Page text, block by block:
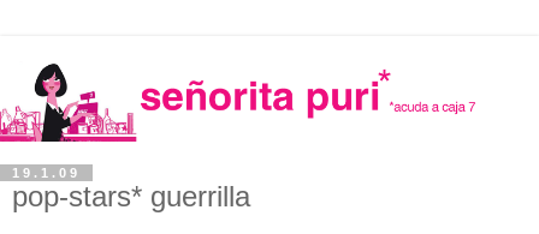
19.1.09
pop-stars* guerrilla